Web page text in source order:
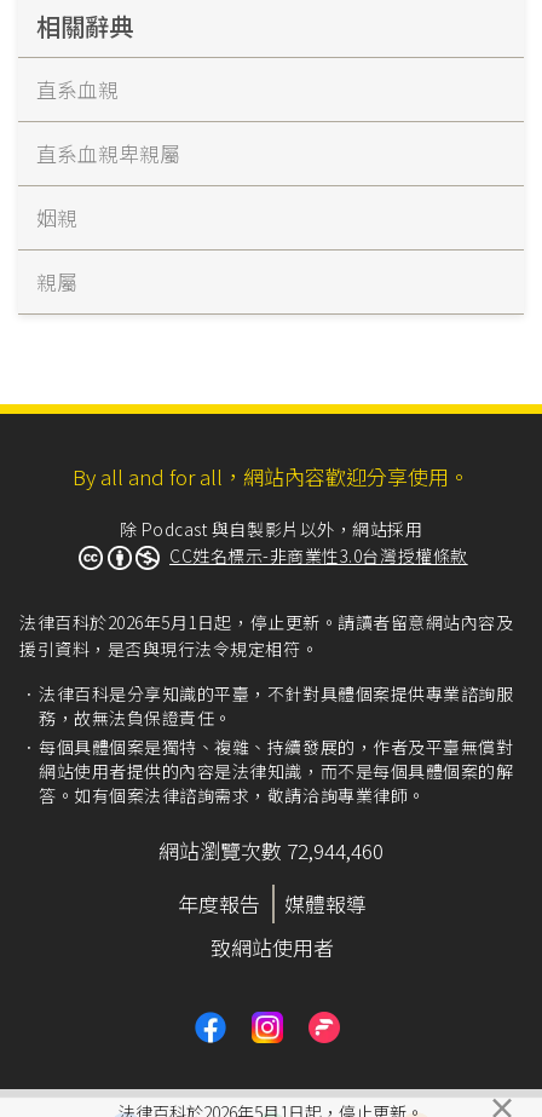
相關辭典
直系血親
直系血親卑親屬
姻親
親屬
By all and for all，網站內容歡迎分享使用。
除 Podcast 與自製影片以外，網站採用
CC姓名標示-非商業性3.0台灣授權條款
法律百科於2026年5月1日起，停止更新。請讀者留意網站內容及
援引資料，是否與現行法令規定相符。
法律百科是分享知識的平臺，不針對具體個案提供專業諮詢服
務，故無法負保證責任。
每個具體個案是獨特、複雜、持續發展的，作者及平臺無償對
網站使用者提供的內容是法律知識，而不是每個具體個案的解
答。如有個案法律諮詢需求，敬請洽詢專業律師。
網站瀏覽次數 72,944,460
年度報告
媒體報導
致網站使用者
法律百科於2026年5月1日起，停止更新。 ×